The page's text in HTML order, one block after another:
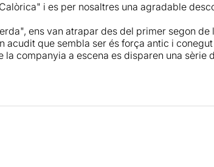
i es per nosaltres una agradable
ens van atrapar des del primer segon de
acudit que sembla ser és força antic i conegut
companyia a escena es disparen una sèrie